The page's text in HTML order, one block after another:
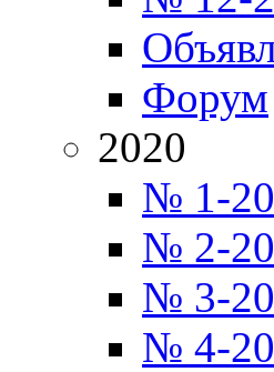
Форум
2020
№ 1-
№ 2-
№ 3-
№ 4-